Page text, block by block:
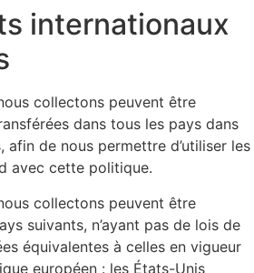
internationaux
collectons peuvent être
dans tous les pays dans
afin de nous permettre d’utiliser les
avec cette politique.
collectons peuvent être
suivants, n’ayant pas de lois de
équivalentes à celles en vigueur
européen : les États-Unis